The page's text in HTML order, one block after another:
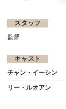
スタッフ
監督
キャスト
チャン・イーシン
リー・ルオアン